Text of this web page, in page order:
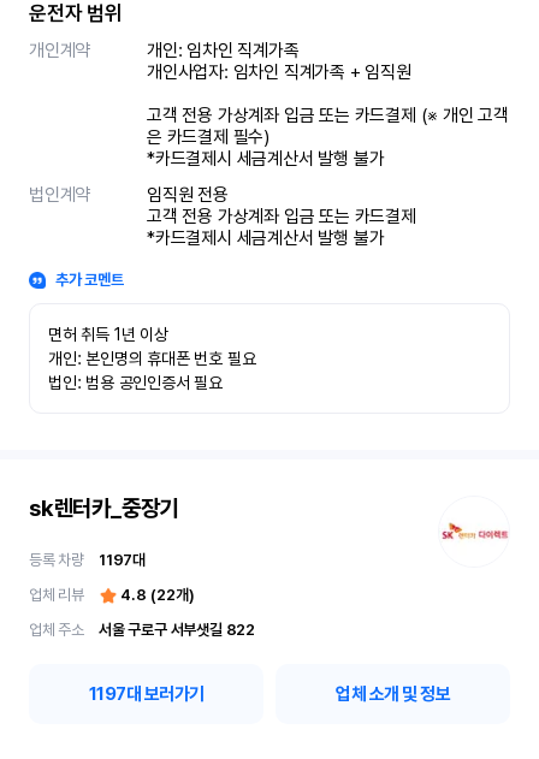
운전자 범위
개인계약
개인: 임차인 직계가족
개인사업자: 임차인 직계가족 + 임직원
고객 전용 가상계좌 입금 또는 카드결제 (※ 개인 고객
은 카드결제 필수)
*카드결제시 세금계산서 발행 불가
법인계약
임직원 전용
고객 전용 가상계좌 입금 또는 카드결제
*카드결제시 세금계산서 발행 불가
추가 코멘트
면허 취득 1년 이상
개인: 본인명의 휴대폰 번호 필요
법인: 범용 공인인증서 필요
sk렌터카_중장기
등록 차량 1197대
업체 리뷰
4.8 (22개)
업체 주소
서울 구로구 서부샛길 822
1197대 보러가기 업체 소개 및 정보